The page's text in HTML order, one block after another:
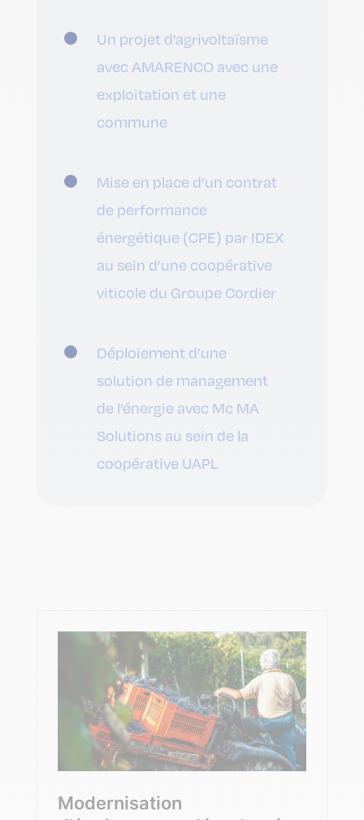
Un projet d’agrivoltaïsme
avec AMARENCO avec une
exploitation et une
commune
Mise en place d’un contrat
de performance
énergétique (CPE) par IDEX
au sein d’une coopérative
viticole du Groupe Cordier
Déploiement d’une
solution de management
de l’énergie avec Mc MA
Solutions au sein de la
coopérative UAPL